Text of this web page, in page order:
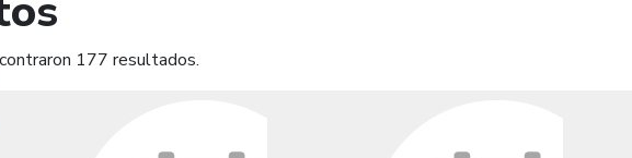
177 resultados.